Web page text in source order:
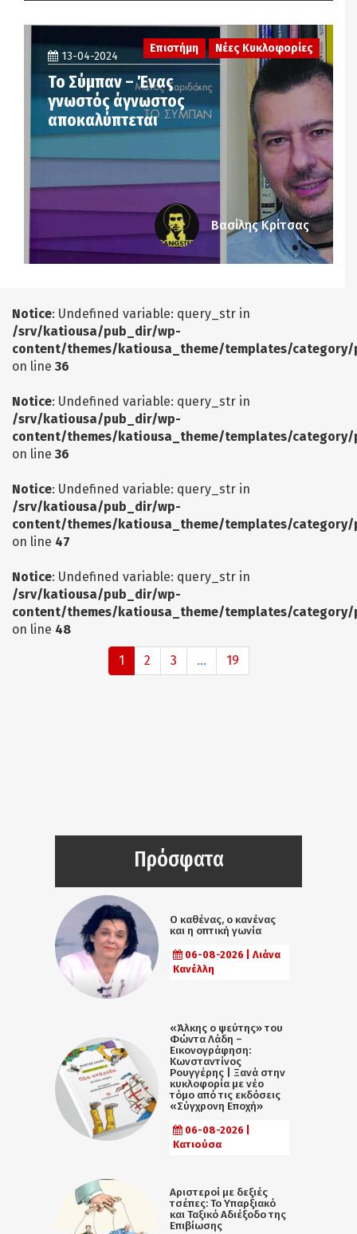
13-04-2024
Το Σύμπαν – Ένας
γνωστός άγνωστος
αποκαλύπτεται
Επιστήμη Νέες Κυκλοφορίες
Βασίλης Κρίτσας
Notice: Undefined variable: query_str in
/srv/katiousa/pub_dir/wp-
content/themes/katiousa_theme/templates/
on line 36
Notice: Undefined variable: query_str in
/srv/katiousa/pub_dir/wp-
content/themes/katiousa_theme/templates/
on line 36
Notice: Undefined variable: query_str in
/srv/katiousa/pub_dir/wp-
content/themes/katiousa_theme/templates/
on line 47
Notice: Undefined variable: query_str in
/srv/katiousa/pub_dir/wp-
content/themes/katiousa_theme/templates/
on line 48
1 2 3 ... 19
Πρόσφατα
Ο καθένας, ο κανένας
και η οπτική γωνία
06-08-2026 | Λιάνα
Κανέλλη
«Άλκης ο ψεύτης» του
Φώντα Λάδη –
Εικονογράφηση:
Κωνσταντίνος
Ρουγγέρης | Ξανά στην
κυκλοφορία με νέο
τόμο από τις εκδόσεις
«Σύγχρονη Εποχή»
06-08-2026 |
Κατιούσα
Αριστεροί με δεξιές
τσέπες: Το Υπαρξιακό
και Ταξικό Αδιέξοδο της
Επιβίωσης